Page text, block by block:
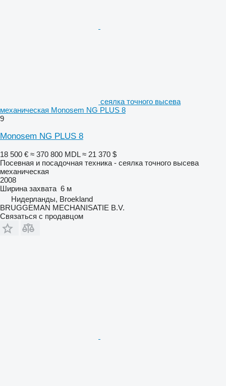
сеялка точного высева
механическая Monosem NG PLUS 8
9
Monosem NG PLUS 8
18 500 € ≈ 370 800 MDL ≈ 21 370 $
Посевная и посадочная техника - сеялка точного высева
механическая
2008
Ширина захвата 6 м
Нидерланды, Broekland
BRUGGEMAN MECHANISATIE B.V.
Связаться с продавцом